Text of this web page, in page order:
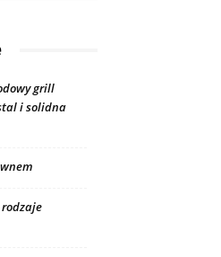
grill
i solidna